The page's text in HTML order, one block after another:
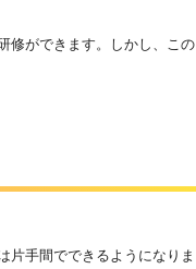
修ができます。しかし、この
片手間でできるようになりま